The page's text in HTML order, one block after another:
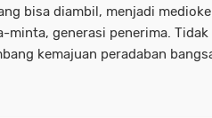
bisa diambil, menjadi
minta, generasi penerima.
kemajuan peradaban